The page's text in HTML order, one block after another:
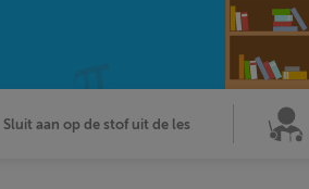
Sluit aan op de stof uit de les